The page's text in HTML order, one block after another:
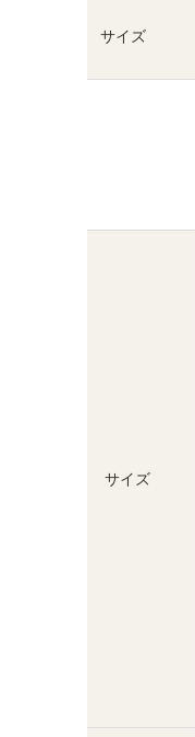
シライオリジ
ての棚板の高
追加棚板
サイズ
サイズ